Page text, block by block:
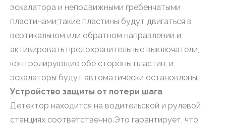
эскалатора и неподвижными гребенчатыми
пластинами;такие пластины будут двигаться в
вертикальном или обратном направлении и
активировать предохранительные выключатели,
контролирующие обе стороны пластин, и
эскалаторы будут автоматически остановлены.
Устройство защиты от потери шага
Детектор находится на водительской и рулевой
станциях соответственно.Это гарантирует, что